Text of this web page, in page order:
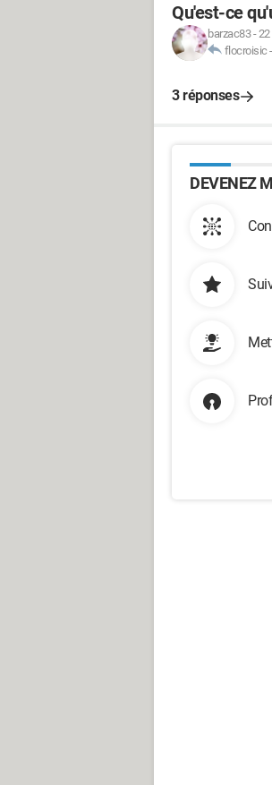
Qu'est-ce
barzac83-22
flocroisic -
3 réponses
DEVENEZ